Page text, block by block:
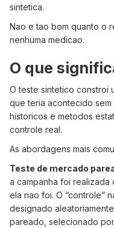
sintetica.
Nao e tao bom quanto o
nenhuma medicao.
O que
O teste sintetico constroi
que teria acontecido
historicos e metodos
controle real.
As abordagens mais
Teste de mercado
a campanha foi
ela nao foi. O “controle”
designado
pareado, selecionado